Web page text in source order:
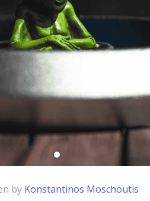
by Konstantinos Moschoutis